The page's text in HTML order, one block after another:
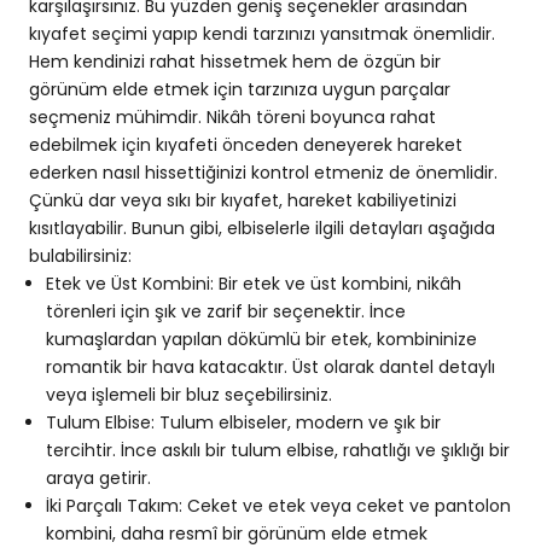
karşılaşırsınız. Bu yüzden geniş seçenekler arasından
kıyafet seçimi yapıp kendi tarzınızı yansıtmak önemlidir.
Hem kendinizi rahat hissetmek hem de özgün bir
görünüm elde etmek için tarzınıza uygun parçalar
seçmeniz mühimdir. Nikâh töreni boyunca rahat
edebilmek için kıyafeti önceden deneyerek hareket
ederken nasıl hissettiğinizi kontrol etmeniz de önemlidir.
Çünkü dar veya sıkı bir kıyafet, hareket kabiliyetinizi
kısıtlayabilir. Bunun gibi, elbiselerle ilgili detayları aşağıda
bulabilirsiniz:
Etek ve Üst Kombini: Bir etek ve üst kombini, nikâh
törenleri için şık ve zarif bir seçenektir. İnce
kumaşlardan yapılan dökümlü bir etek, kombininize
romantik bir hava katacaktır. Üst olarak dantel detaylı
veya işlemeli bir bluz seçebilirsiniz.
Tulum Elbise: Tulum elbiseler, modern ve şık bir
tercihtir. İnce askılı bir tulum elbise, rahatlığı ve şıklığı bir
araya getirir.
İki Parçalı Takım: Ceket ve etek veya ceket ve pantolon
kombini, daha resmî bir görünüm elde etmek